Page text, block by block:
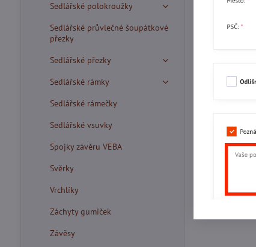
Sedlářské polokroužky
Sedlářské průvlečné šoupátkové
přezky
Sedlářské přezky
Sedlářské rámky
Sedlářské rámečky
Sedlářské vsuvky
Spojky závěru VEBA
Svěrky
Vrchlíky
Záchyty gumiček
Závěsy